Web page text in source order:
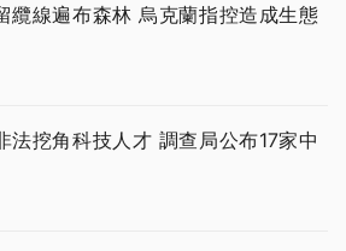
纜線遍布森林 烏克蘭指控造成生態
法挖角科技人才 調查局公布17家中